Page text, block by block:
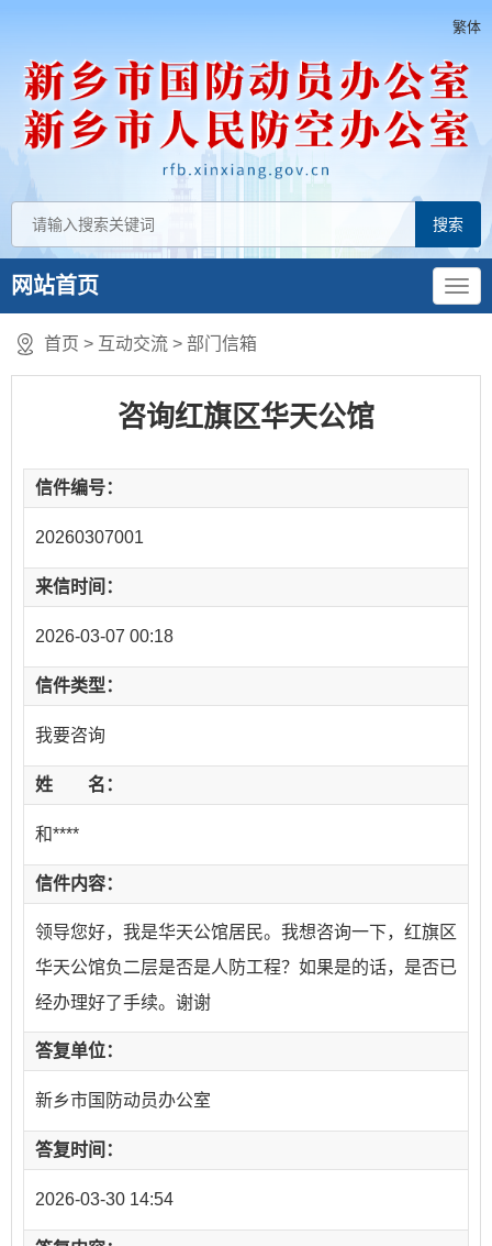
繁体
网站首页
首页 > 互动交流 > 部门信箱
咨询红旗区华天公馆
信件编号：
20260307001
来信时间：
2026-03-07 00:18
信件类型：
我要咨询
姓 名：
和****
信件内容：
领导您好，我是华天公馆居民。我想咨询一下，红旗区
华天公馆负二层是否是人防工程？如果是的话，是否已
经办理好了手续。谢谢
答复单位：
新乡市国防动员办公室
答复时间：
2026-03-30 14:54